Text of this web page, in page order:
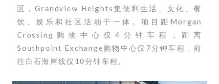
区，Grandview Heights集便利生活、文化、餐
饮、娱乐和社区活动于一体。项目距Morgan
Crossing购物中心仅4分钟车程，距离
Southpoint Exchange购物中心仅7分钟车程，前
往白石海岸线仅10分钟车程。